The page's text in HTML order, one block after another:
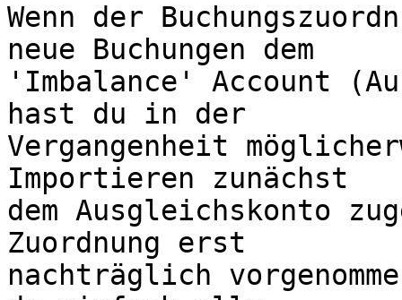
Wenn der
neue Buchungen dem
'Imbalance' Account
hast du in der
Vergangenheit
Importieren zunächst
dem Ausgleichskonto
Zuordnung erst
nachträglich